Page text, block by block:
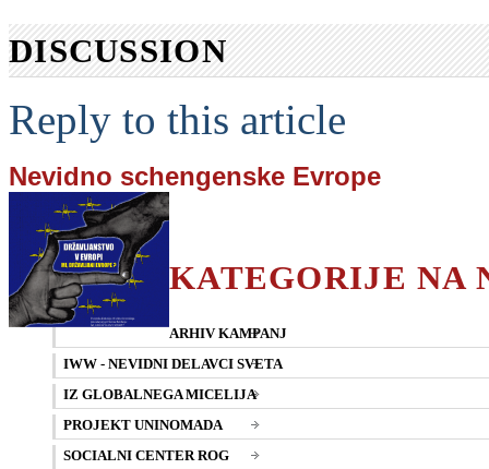
DISCUSSION
Reply to this article
Nevidno schengenske Evrope
KATEGORIJE NA
ARHIV KAMPANJ
IWW - NEVIDNI DELAVCI SVETA
IZ GLOBALNEGA MICELIJA
PROJEKT UNINOMADA
SOCIALNI CENTER ROG